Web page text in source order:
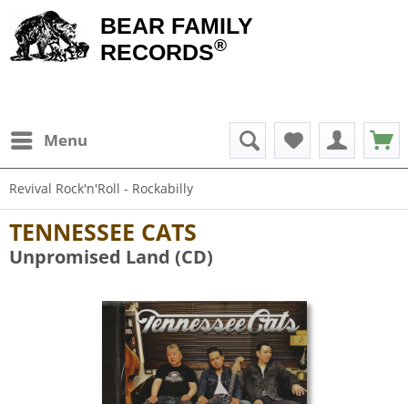
BEAR FAMILY
RECORDS®
Menu
Revival Rock'n'Roll - Rockabilly
TENNESSEE CATS
Unpromised Land (CD)